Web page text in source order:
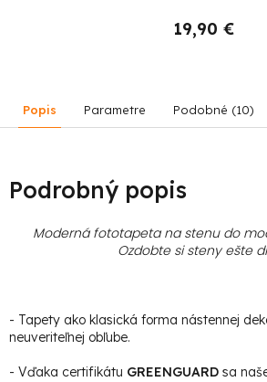
19,90 €
Popis Parametre Podobné (10)
Podrobný popis
Moderná fototapeta na stenu do
Ozdobte si steny ešte
- Tapety ako klasická forma nástennej
neuveriteľnej obľube.
- Vďaka certifikátu GREENGUARD sa